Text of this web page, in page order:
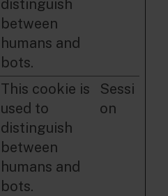
distinguish
between
humans and
bots.
This cookie is
used to
distinguish
between
humans and
bots.
Sessi
on